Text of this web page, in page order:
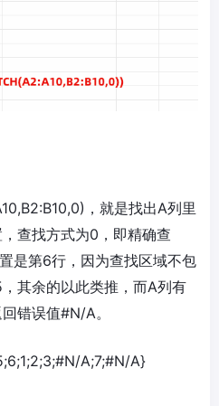
，就是找出A列里
查找方式为0，即精确查
是第6行，因为查找区域不包
其余的以此类推，而A列有
错误值#N/A。
A;7;#N/A}